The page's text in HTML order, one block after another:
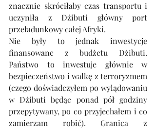
znacznie skróciłaby czas transportu i
uczyniła z Dżibuti główny port
przeładunkowy całej Afryki.
Nie były to jednak inwestycje
finansowane z budżetu Dżibuti.
Państwo to inwestuje głównie w
bezpieczeństwo i walkę z terroryzmem
(czego doświadczyłem po wylądowaniu
w Dżibuti będąc ponad pół godziny
przepytywany, po co przyjechałem i co
zamierzam robić). Granica z